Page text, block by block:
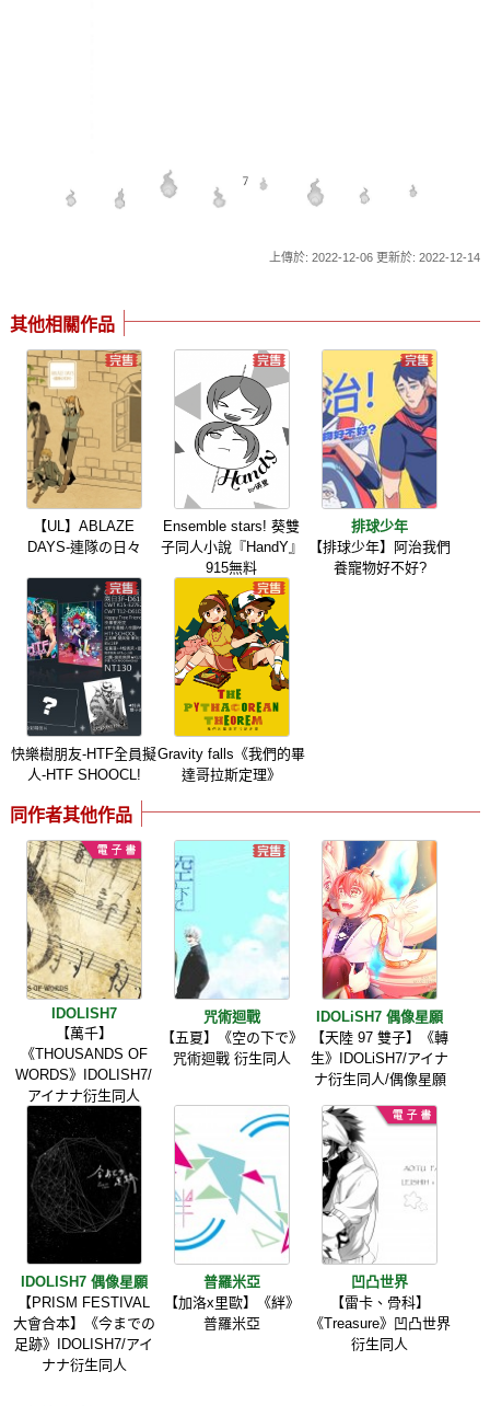
上傳於: 2022-12-06 更新於: 2022-12-14
其他相關作品
【UL】ABLAZE
DAYS-連隊の日々
Ensemble stars! 葵雙
子同人小說『HandY』
915無料
排球少年
【排球少年】阿治我們
養寵物好不好?
快樂樹朋友-HTF全員擬
人-HTF SHOOCL!
Gravity falls《我們的畢
達哥拉斯定理》
同作者其他作品
IDOLISH7
【萬千】
《THOUSANDS OF
WORDS》IDOLISH7/
アイナナ衍生同人
咒術迴戰
【五夏】《空の下で》
咒術迴戰 衍生同人
IDOLiSH7 偶像星願
【天陸 97 雙子】《轉
生》IDOLiSH7/アイナ
ナ衍生同人/偶像星願
IDOLISH7 偶像星願
【PRISM FESTIVAL
大會合本】《今までの
足跡》IDOLISH7/アイ
ナナ衍生同人
普羅米亞
【加洛x里歐】《絆》
普羅米亞
凹凸世界
【雷卡、骨科】
《Treasure》凹凸世界
衍生同人